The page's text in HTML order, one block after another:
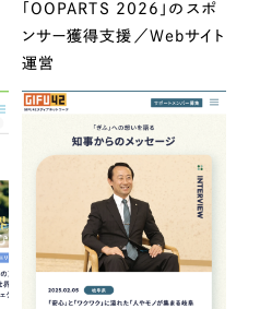
「OOPARTS 2026」のスポ
ンサー獲得支援／Webサイト
運営